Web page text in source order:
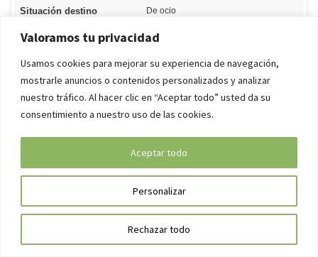
Valoramos tu privacidad
Usamos cookies para mejorar su experiencia de navegación,
mostrarle anuncios o contenidos personalizados y analizar
nuestro tráfico. Al hacer clic en “Aceptar todo” usted da su
consentimiento a nuestro uso de las cookies.
Personalizar
Rechazar todo
Aceptar todo
Motivo principal del viaje